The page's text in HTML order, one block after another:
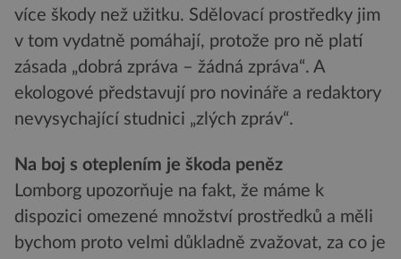
více škody než užitku. Sdělovací prostředky jim
v tom vydatně pomáhají, protože pro ně platí
zásada „dobrá zpráva – žádná zpráva“. A
ekologové představují pro novináře a redaktory
nevysychající studnici „zlých zpráv“.
Na boj s oteplením je škoda peněz
Lomborg upozorňuje na fakt, že máme k
dispozici omezené množství prostředků a měli
bychom proto velmi důkladně zvažovat, za co je